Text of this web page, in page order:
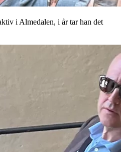
i Almedalen, i år tar han det